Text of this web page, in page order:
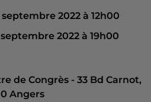
septembre 2022 à 12h00
2022 à 19h00
de Congrès - 33 Bd Carnot,
Angers